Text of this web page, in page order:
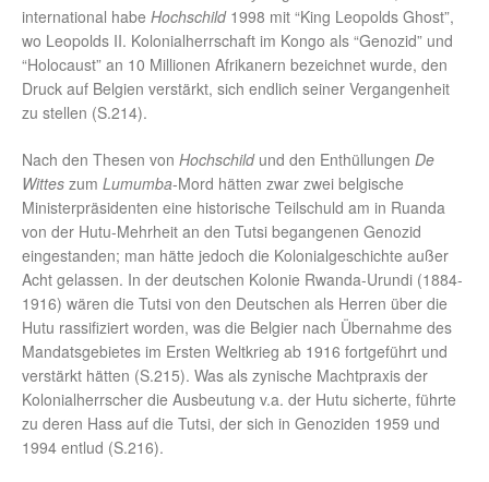
international habe Hochschild 1998 mit “King Leopolds Ghost”,
wo Leopolds II. Kolonialherrschaft im Kongo als “Genozid” und
“Holocaust” an 10 Millionen Afrikanern bezeichnet wurde, den
Druck auf Belgien verstärkt, sich endlich seiner Vergangenheit
zu stellen (S.214).
Nach den Thesen von Hochschildund den Enthüllungen De
Wittes zum Lumumba-Mord hätten zwar zwei belgische
Ministerpräsidenten eine historische Teilschuld am in Ruanda
von der Hutu-Mehrheit an den Tutsi begangenen Genozid
eingestanden; man hätte jedoch die Kolonialgeschichte außer
Acht gelassen. In der deutschen Kolonie Rwanda-Urundi (1884-
1916) wären die Tutsi von den Deutschen als Herren über die
Hutu rassifiziert worden, was die Belgier nach Übernahme des
Mandatsgebietes im Ersten Weltkrieg ab 1916 fortgeführt und
verstärkt hätten (S.215). Was als zynische Machtpraxis der
Kolonialherrscher die Ausbeutung v.a. der Hutu sicherte, führte
zu deren Hass auf die Tutsi, der sich in Genoziden 1959 und
1994 entlud (S.216).